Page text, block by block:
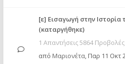
[ε] Εισαγωγή στην
(καταργήθηκε)
1 Απαντήσεις 5864 Προβολές
από Μαριονέτα, Παρ 11 Οκτ